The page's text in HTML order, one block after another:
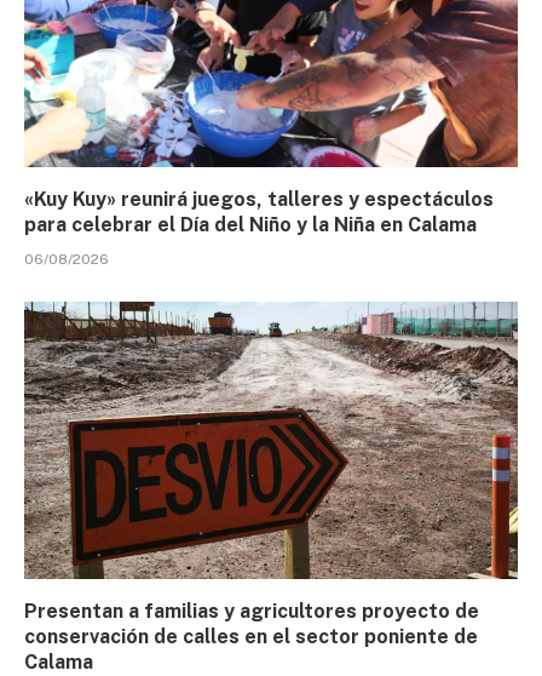
«Kuy Kuy» reunirá juegos, talleres y espectáculos
para celebrar el Día del Niño y la Niña en Calama
06/08/2026
Presentan a familias y agricultores proyecto de
conservación de calles en el sector poniente de
Calama